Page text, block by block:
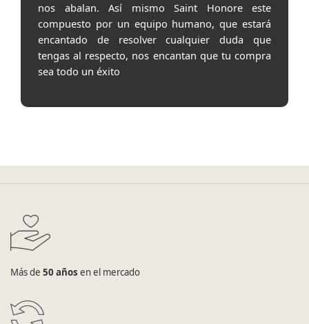
nos abalan. Así mismo Saint Honore este
compuesto por un equipo humano, que estará
encantado de resolver cualquier duda que
tengas al respecto, nos encantan que tu compra
sea todo un éxito
Más de 50 años en el mercado